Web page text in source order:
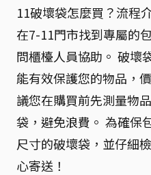
11破壞袋怎麼買？流程
在7-11門市找到專屬的
問櫃檯人員協助。 破壞
能有效保護您的物品，
議您在購買前先測量物
袋，避免浪費。 為確保
尺寸的破壞袋，並仔細
心寄送！